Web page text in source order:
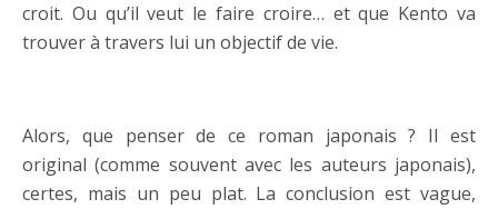
croit. Ou qu’il veut le faire croire… et que Kento va
trouver à travers lui un objectif de vie.
Alors, que penser de ce roman japonais ? Il est
original (comme souvent avec les auteurs japonais),
certes, mais un peu plat. La conclusion est vague,